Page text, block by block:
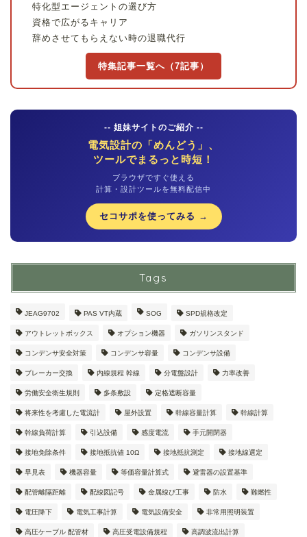
特化型エージェントの選び方
資格で広がるキャリア
辞めさせてもらえない時の退職代行
特集記事一覧へ（7記事）
-- 姐妹サイトのご紹介 --
電気設計の「めんどう」、
ツールでまるっと時短！
ブラウザですぐ使える
計算・設計ツールを無料配信中
セコサポを使ってみる →
Tags
JEAG9702 PAS VT内蔵 SOG SPD規格改定
アウトレットボックス オプション機器 ガソリンスタンド
コンデンサ安全対策 コンデンサ容量 コンデンサ設備
ブレーカー交換 内線規程 幹線 分電盤設計 力率改善
労働安全衛生規則 多条敷設 定格遮断容量
将来性を考慮した電流計 屋外設置 幹線容量計算 幹線計算
幹線負荷計算 引込設備 感度電流 手元開閉器
接地免除条件 接地抵抗値 10Ω 接地抵抗測定 接地線選定
早見表 機器容量 等価容量計算式 避雷器の設置基準
配管離隔距離 配線図記号 金属線ぴ工事 防水 難燃性
電圧降下 電気工事計算 電気設備安全 非常用照明装置
高圧ケーブル 配管材 高圧受電設備規程 高調波流出計算